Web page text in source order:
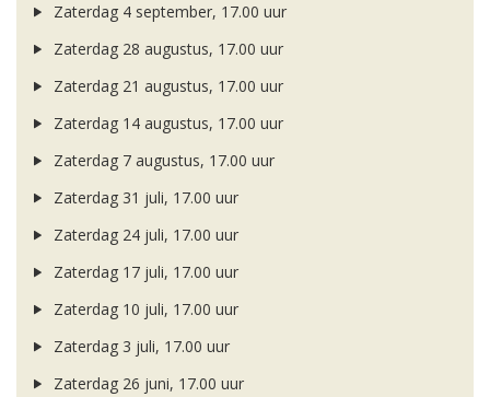
Zaterdag 4 september, 17.00 uur
Zaterdag 28 augustus, 17.00 uur
Zaterdag 21 augustus, 17.00 uur
Zaterdag 14 augustus, 17.00 uur
Zaterdag 7 augustus, 17.00 uur
Zaterdag 31 juli, 17.00 uur
Zaterdag 24 juli, 17.00 uur
Zaterdag 17 juli, 17.00 uur
Zaterdag 10 juli, 17.00 uur
Zaterdag 3 juli, 17.00 uur
Zaterdag 26 juni, 17.00 uur